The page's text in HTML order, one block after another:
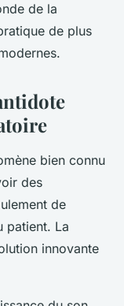
de la
de plus
bien connu
des
de
patient. La
innovante